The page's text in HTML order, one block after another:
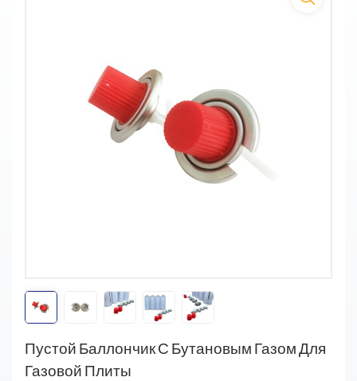
Пустой Баллончик С Бутановым Газом Для
Газовой Плиты